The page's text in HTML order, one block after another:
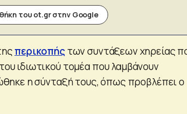
του ot.gr στην Google
περικοπήςτων συντάξεων χηρείας
ιδιωτικού τομέα που λαμβάνουν
η σύνταξή τους, όπως προβλέπει ο